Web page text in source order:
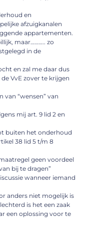
en
afzuigkanalen
appartementen.
maar……….. zo
in de
en zal me daar dus
VvE zover te krijgen
van “wensen” van
mij art. 9 lid 2 en
buiten het onderhoud
38 lid 5 t/m 8
geen voordeel
bij te dragen”
wanneer iemand
anders niet mogelijk is
is het een zaak
een oplossing voor te